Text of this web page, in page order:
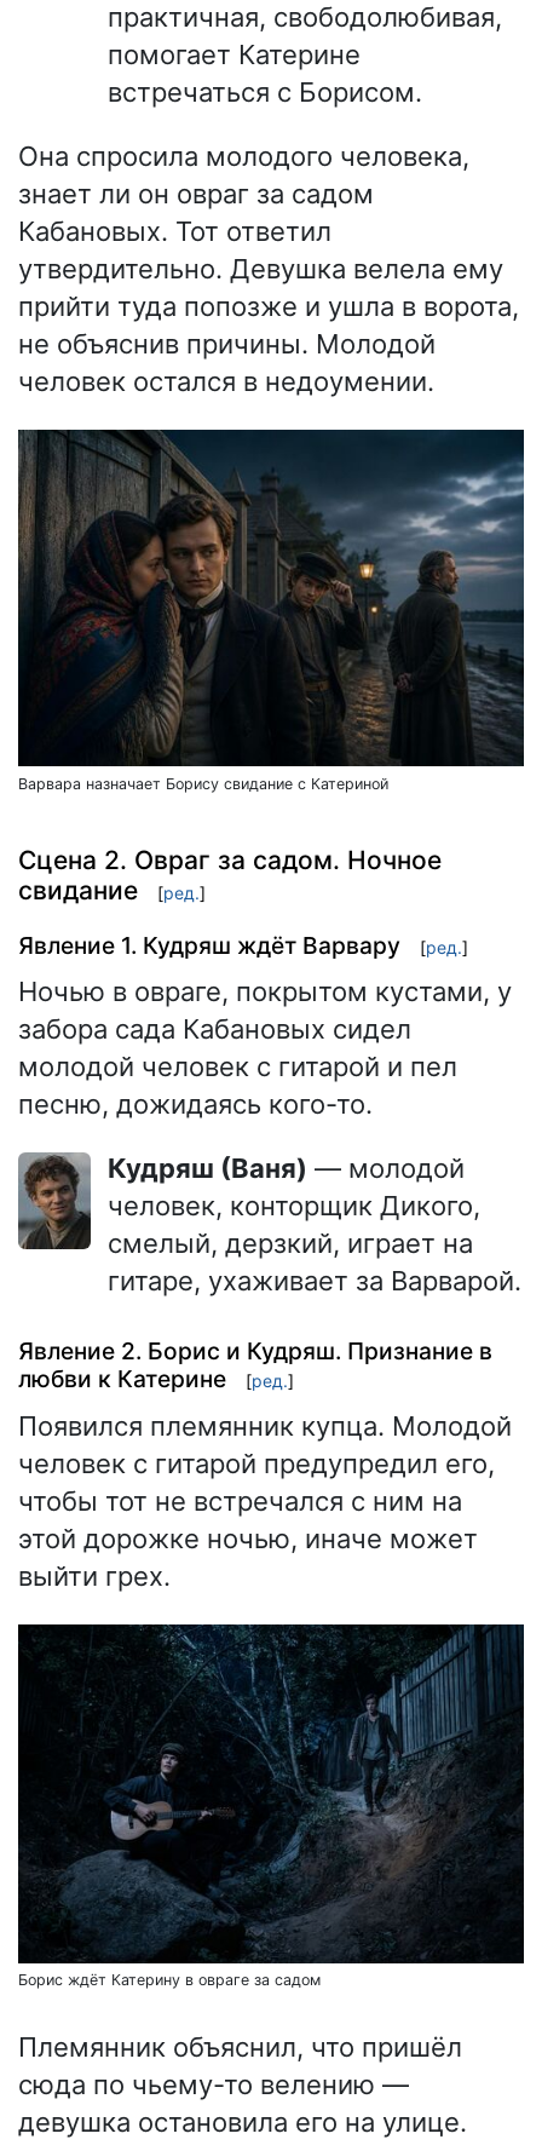
практичная, свободолюбивая,
помогает Катерине
встречаться с Борисом.
Она спросила молодого человека,
знает ли он овраг за садом
Кабановых. Тот ответил
утвердительно. Девушка велела ему
прийти туда попозже и ушла в ворота,
не объяснив причины. Молодой
человек остался в недоумении.
Варвара назначает Борису свидание с Катериной
Сцена 2. Овраг за садом. Ночное
свидание
[ред.]
Явление 1. Кудряш ждёт Варвару [ред.]
Ночью в овраге, покрытом кустами, у
забора сада Кабановых сидел
молодой человек с гитарой и пел
песню, дожидаясь кого-то.
Кудряш (Ваня) — молодой
человек, конторщик Дикого,
смелый, дерзкий, играет на
гитаре, ухаживает за Варварой.
Явление 2. Борис и Кудряш. Признание в
любви к Катерине
[ред.]
Появился племянник купца. Молодой
человек с гитарой предупредил его,
чтобы тот не встречался с ним на
этой дорожке ночью, иначе может
выйти грех.
Борис ждёт Катерину в овраге за садом
Племянник объяснил, что пришёл
сюда по чьему-то велению —
девушка остановила его на улице.